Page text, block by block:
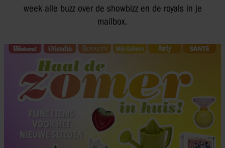
week alle buzz over de showbizz en de royals in je
mailbox.